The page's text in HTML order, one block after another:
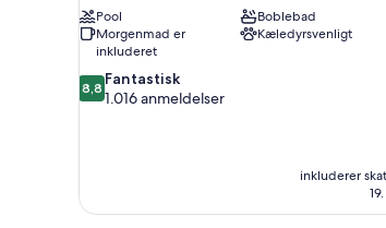
Pool
Boblebad
Morgenmad er
inkluderet
Kæledyrsvenligt
8.8
ud
8,8 Fantastisk
1.016 anmeldelser
inkluderer